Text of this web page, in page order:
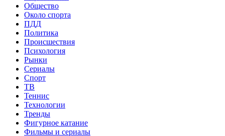
Общество
Около спорта
ПДД
Политика
Происшествия
Психология
Рынки
Сериалы
Спорт
ТВ
Теннис
Технологии
Тренды
Фигурное катание
Фильмы и сериалы